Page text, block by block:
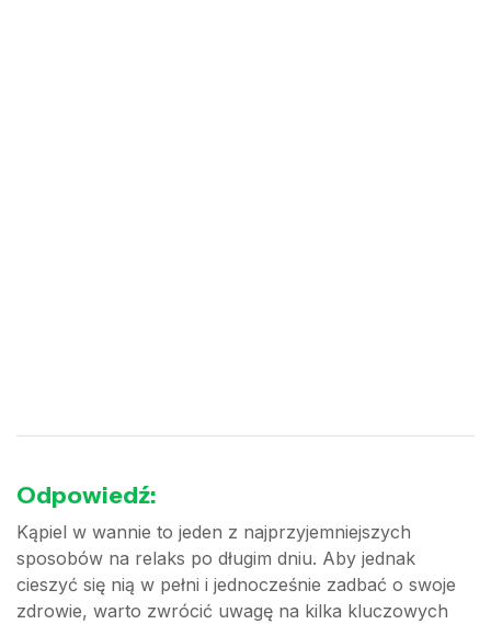
Odpowiedź:
Kąpiel w wannie to jeden z najprzyjemniejszych
sposobów na relaks po długim dniu. Aby jednak
cieszyć się nią w pełni i jednocześnie zadbać o swoje
zdrowie, warto zwrócić uwagę na kilka kluczowych